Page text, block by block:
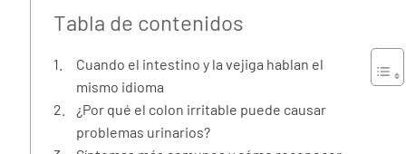
Tabla de contenidos
Cuando el intestino y la vejiga hablan el
mismo idioma
¿Por qué el colon irritable puede causar
problemas urinarios?